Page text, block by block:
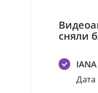
сняли